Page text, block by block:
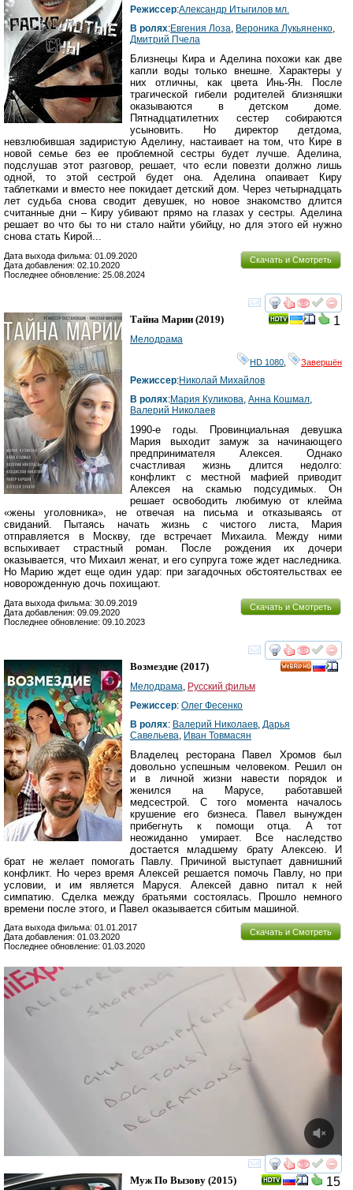
Режиссер:Александр Итыгилов мл.
В ролях:Евгения Лоза, Вероника Лукьяненко,
Дмитрий Пчела
Близнецы Кира и Аделина похожи как две
капли воды только внешне. Характеры у
них отличны, как цвета Инь-Ян. После
трагической гибели родителей близняшки
оказываются в детском доме.
Пятнадцатилетних сестер собираются
усыновить. Но директор детдома,
невзлюбившая задиристую Аделину, настаивает на том, что Кире в
новой семье без ее проблемной сестры будет лучше. Аделина,
подслушав этот разговор, решает, что если повезти должно лишь
одной, то этой сестрой будет она. Аделина опаивает Киру
таблетками и вместо нее покидает детский дом. Через четырнадцать
лет судьба снова сводит девушек, но новое знакомство длится
считанные дни – Киру убивают прямо на глазах у сестры. Аделина
решает во что бы то ни стало найти убийцу, но для этого ей нужно
снова стать Кирой...
Скачать и Смотреть
Дата выхода фильма: 01.09.2020
Дата добавления: 02.10.2020
Последнее обновление: 25.08.2024
смотреть
1
Тайна Марии (2019)
Мелодрама
HD 1080 Завершён
Режиссер:Николай Михайлов
В ролях:Мария Куликова, Анна Кошмал,
Валерий Николаев
1990-е годы. Провинциальная девушка
Мария выходит замуж за начинающего
предпринимателя Алексея. Однако
счастливая жизнь длится недолго:
конфликт с местной мафией приводит
Алексея на скамью подсудимых. Он
решает освободить любимую от клейма
«жены уголовника», не отвечая на письма и отказываясь от
свиданий. Пытаясь начать жизнь с чистого листа, Мария
отправляется в Москву, где встречает Михаила. Между ними
вспыхивает страстный роман. После рождения их дочери
оказывается, что Михаил женат, и его супруга тоже ждет наследника.
Но Марию ждет еще один удар: при загадочных обстоятельствах ее
новорожденную дочь похищают.
Скачать и Смотреть
Дата выхода фильма: 30.09.2019
Дата добавления: 09.09.2020
Последнее обновление: 09.10.2023
смотреть
Возмездие (2017)
Мелодрама Русский фильм
Режиссер: Олег Фесенко
В ролях: Валерий Николаев Дарья
Савельева Иван Товмасян
Владелец ресторана Павел Хромов был
довольно успешным человеком. Решил он
и в личной жизни навести порядок и
женился на Марусе, работавшей
медсестрой. С того момента началось
крушение его бизнеса. Павел вынужден
прибегнуть к помощи отца. А тот
неожиданно умирает. Все наследство
достается младшему брату Алексею. И
брат не желает помогать Павлу. Причиной выступает давнишний
конфликт. Но через время Алексей решается помочь Павлу, но при
условии, и им является Маруся. Алексей давно питал к ней
симпатию. Сделка между братьями состоялась. Прошло немного
времени после этого, и Павел оказывается сбитым машиной.
Скачать и Смотреть
Дата выхода фильма: 01.01.2017
Дата добавления: 01.03.2020
Последнее обновление: 01.03.2020
смотреть
15
Муж По Вызову (2015)